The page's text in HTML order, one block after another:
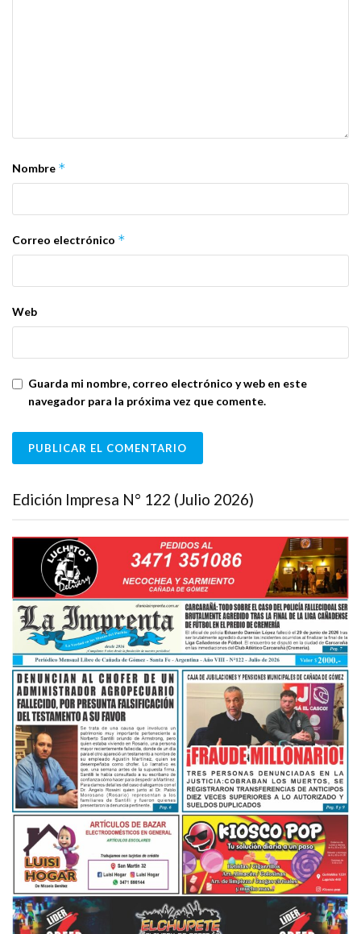
Nombre *
Correo electrónico *
Web
Guarda mi nombre, correo electrónico y web en este
navegador para la próxima vez que comente.
Edición Impresa N° 122 (Julio 2026)